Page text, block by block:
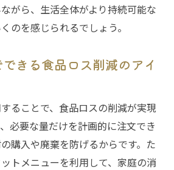
がら、生活全体がより持続可能な
のを感じられるでしょう。
きる食品ロス削減のアイ
ることで、食品ロスの削減が実現
必要な量だけを計画的に注文でき
購入や廃棄を防げるからです。た
トメニューを利用して、家庭の消